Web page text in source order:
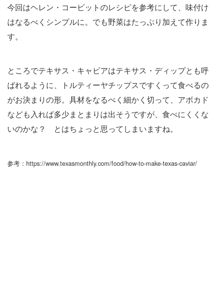
今回はヘレン・コービットのレシピを参考にして、味付け
はなるべくシンプルに。でも野菜はたっぷり加えて作りま
す。
ところでテキサス・キャビアはテキサス・ディップとも呼
ばれるように、トルティーヤチップスですくって食べるの
がお決まりの形。具材をなるべく細かく切って、アボカド
なども入れば多少まとまりは出そうですが、食べにくくな
いのかな？ とはちょっと思ってしまいますね。
参考：https://www.texasmonthly.com/food/how-to-make-texas-caviar/